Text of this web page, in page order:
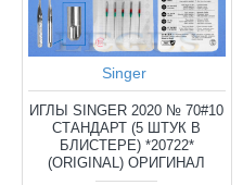
Singer
ИГЛЫ SINGER 2020 № 70#10
СТАНДАРТ (5 ШТУК В
БЛИСТЕРЕ) *20722*
(ORIGINAL) ОРИГИНАЛ